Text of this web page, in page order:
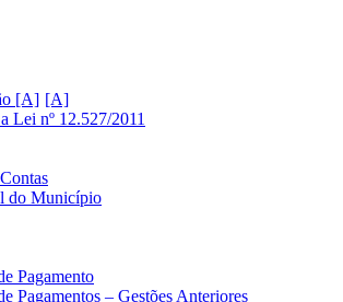
[A]
Lei nº 12.527/2011
do Município
Pagamento
Pagamentos – Gestões Anteriores